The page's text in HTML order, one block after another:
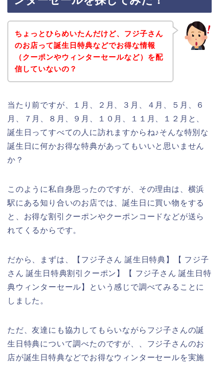
ちょっとひらめいたんだけど、フジ子さん
のお店って誕生日特典などでお得な情報
（クーポンやウィンターセールなど）を配
信していないの？
当たり前ですが、１月、２月、３月、４月、５月、６
月、７月、８月、９月、１０月、１１月、１２月と、
誕生日ってすべての人に訪れますからね♪そんな特別な
誕生日に何かお得な特典があってもいいと思いません
か？
このように私自身思ったのですが、その理由は、横浜
駅にある知り合いのお店では、誕生日に買い物をする
と、お得な割引クーポンやクーポンコードなどが送ら
れてくるからです。
だから、まずは、【フジ子さん 誕生日特典】【 フジ子
さん 誕生日特典割引クーポン】【 フジ子さん 誕生日特
典ウィンターセール】という感じで調べてみることに
しました。
ただ、友達にも協力してもらいながらフジ子さんの誕
生日特典について調べたのですが、、フジ子さんのお
店が誕生日特典などでお得なウィンターセールを実施